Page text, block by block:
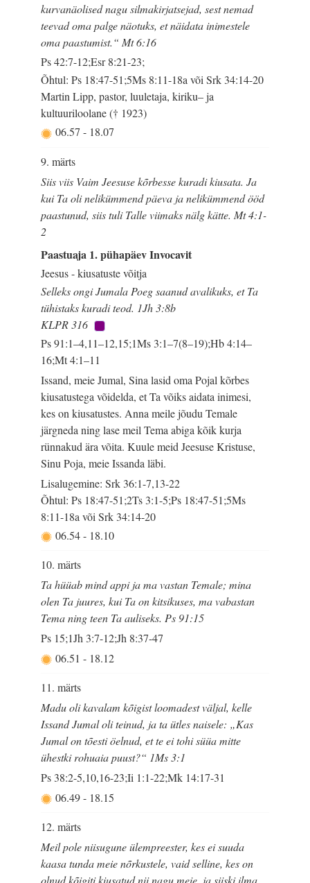
kurvanäolised nagu silmakirjatsejad, sest nemad
teevad oma palge näotuks, et näidata inimestele
oma paastumist.“ Mt 6:16
Ps 42:7-12;Esr 8:21-23;
Õhtul: Ps 18:47-51;5Ms 8:11-18a või Srk 34:14-20
Martin Lipp, pastor, luuletaja, kiriku– ja
kultuuriloolane († 1923)
06.57- 18.07
9. märts
Siis viis Vaim Jeesuse kõrbesse kuradi kiusata. Ja
kui Ta oli nelikümmend päeva ja nelikümmend ööd
paastunud, siis tuli Talle viimaks nälg kätte. Mt 4:1-
2
Paastuaja 1. pühapäev Invocavit
Jeesus - kiusatuste võitja
Selleks ongi Jumala Poeg saanud avalikuks, et Ta
tühistaks kuradi teod. 1Jh 3:8b
KLPR 316
Ps 91:1–4,11–12,15;1Ms 3:1–7(8–19);Hb 4:14–
16;Mt 4:1–11
Issand, meie Jumal, Sina lasid oma Pojal kõrbes
kiusatustega võidelda, et Ta võiks aidata inimesi,
kes on kiusatustes. Anna meile jõudu Temale
järgneda ning lase meil Tema abiga kõik kurja
rünnakud ära võita. Kuule meid Jeesuse Kristuse,
Sinu Poja, meie Issanda läbi.
Lisalugemine: Srk 36:1-7,13-22
Õhtul: Ps 18:47-51;2Ts 3:1-5;Ps 18:47-51;5Ms
8:11-18a või Srk 34:14-20
06.54- 18.10
10. märts
Ta hüüab mind appi ja ma vastan Temale; mina
olen Ta juures, kui Ta on kitsikuses, ma vabastan
Tema ning teen Ta auliseks. Ps 91:15
Ps 15;1Jh 3:7-12;Jh 8:37-47
06.51- 18.12
11. märts
Madu oli kavalam kõigist loomadest väljal, kelle
Issand Jumal oli teinud, ja ta ütles naisele: „Kas
Jumal on tõesti öelnud, et te ei tohi süüa mitte
ühestki rohuaia puust?“ 1Ms 3:1
Ps 38:2-5,10,16-23;Ii 1:1-22;Mk 14:17-31
06.49- 18.15
12. märts
Meil pole niisugune ülempreester, kes ei suuda
kaasa tunda meie nõrkustele, vaid selline, kes on
olnud kõigiti kiusatud nii nagu meie, ja siiski ilma